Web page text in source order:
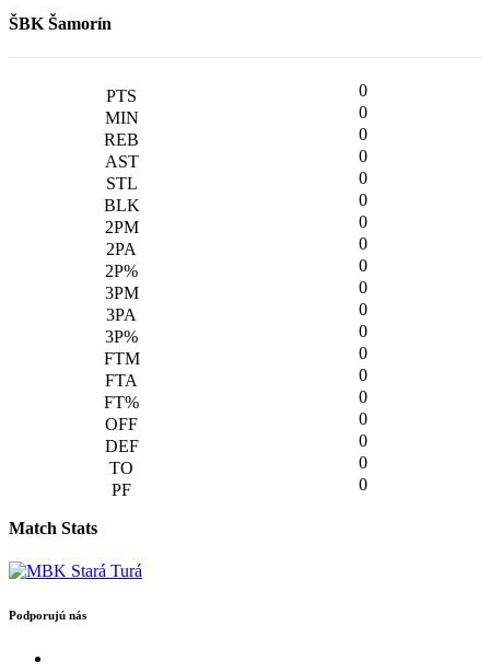
ŠBK Šamorín
0
0
0
0
0
0
0
0
0
0
0
0
0
0
0
0
0
0
0
Match Stats
Podporujú nás